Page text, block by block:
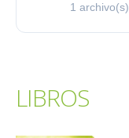
1 archivo(s)
LIBROS